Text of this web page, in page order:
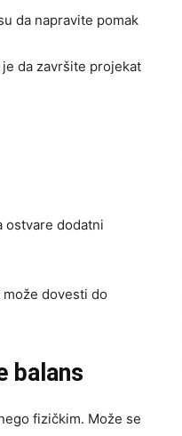
da napravite pomak
da završite projekat
ostvare dodatni
dovesti do
balans
fizičkim. Može se